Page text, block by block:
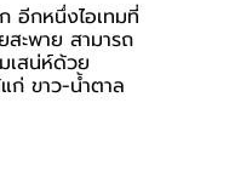
อีกหนึ่งไอเทมที่
ะพาย สามารถ
เสน่ห์ด้วย
ก่ ขาว-น้ำตาล